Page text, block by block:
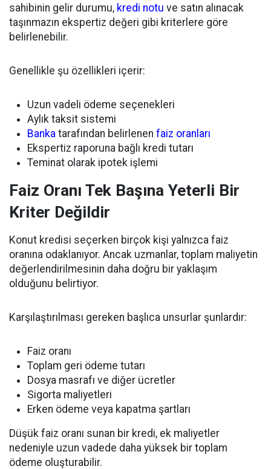
sahibinin gelir durumu, kredi notu ve satın alınacak
taşınmazın ekspertiz değeri gibi kriterlere göre
belirlenebilir.
Genellikle şu özellikleri içerir:
Uzun vadeli ödeme seçenekleri
Aylık taksit sistemi
Banka tarafından belirlenen faiz oranları
Ekspertiz raporuna bağlı kredi tutarı
Teminat olarak ipotek işlemi
Faiz Oranı Tek Başına Yeterli Bir
Kriter Değildir
Konut kredisi seçerken birçok kişi yalnızca faiz
oranına odaklanıyor. Ancak uzmanlar, toplam maliyetin
değerlendirilmesinin daha doğru bir yaklaşım
olduğunu belirtiyor.
Karşılaştırılması gereken başlıca unsurlar şunlardır:
Faiz oranı
Toplam geri ödeme tutarı
Dosya masrafı ve diğer ücretler
Sigorta maliyetleri
Erken ödeme veya kapatma şartları
Düşük faiz oranı sunan bir kredi, ek maliyetler
nedeniyle uzun vadede daha yüksek bir toplam
ödeme oluşturabilir.